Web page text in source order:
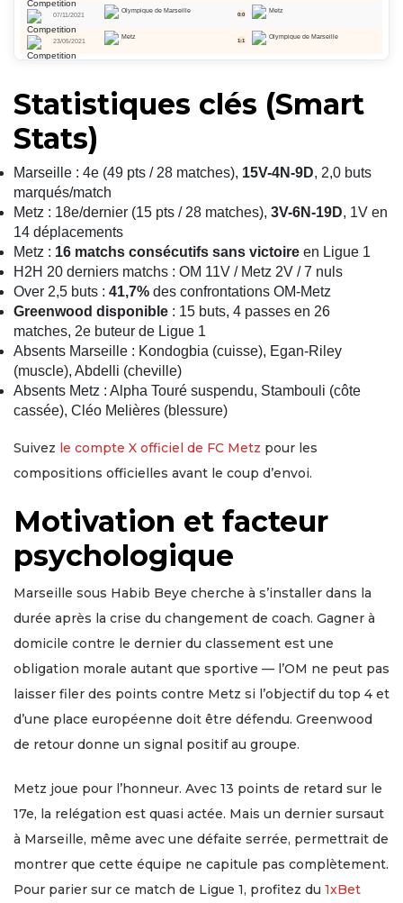
07/11/2021
Olympique de Marseille 0:0 Metz
23/05/2021
Metz 1:1 Olympique de Marseille
Statistiques clés (Smart
Stats)
Marseille : 4e (49 pts / 28 matches), 15V-4N-9D, 2,0 buts
marqués/match
Metz : 18e/dernier (15 pts / 28 matches), 3V-6N-19D, 1V en
14 déplacements
Metz : 16 matchs consécutifs sans victoire en Ligue 1
H2H 20 derniers matchs : OM 11V / Metz 2V / 7 nuls
Over 2,5 buts : 41,7% des confrontations OM-Metz
Greenwood disponible : 15 buts, 4 passes en 26
matches, 2e buteur de Ligue 1
Absents Marseille : Kondogbia (cuisse), Egan-Riley
(muscle), Abdelli (cheville)
Absents Metz : Alpha Touré suspendu, Stambouli (côte
cassée), Cléo Melières (blessure)
Suivez le compte X officiel de FC Metz pour les
compositions officielles avant le coup d’envoi.
Motivation et facteur
psychologique
Marseille sous Habib Beye cherche à s’installer dans la
durée après la crise du changement de coach. Gagner à
domicile contre le dernier du classement est une
obligation morale autant que sportive — l’OM ne peut pas
laisser filer des points contre Metz si l’objectif du top 4 et
d’une place européenne doit être défendu. Greenwood
de retour donne un signal positif au groupe.
Metz joue pour l’honneur. Avec 13 points de retard sur le
17e, la relégation est quasi actée. Mais un dernier sursaut
à Marseille, même avec une défaite serrée, permettrait de
montrer que cette équipe ne capitule pas complètement.
Pour parier sur ce match de Ligue 1, profitez du 1xBet